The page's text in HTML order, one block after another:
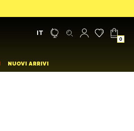
IT
0
NUOVI ARRIVI